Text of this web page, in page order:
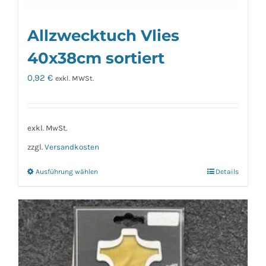
Allzwecktuch Vlies
40x38cm sortiert
0,92 € exkl. MWSt.
exkl. MwSt.
zzgl. Versandkosten
Ausführung wählenDieses
weist
mehrere
Varianten
auf.
Details